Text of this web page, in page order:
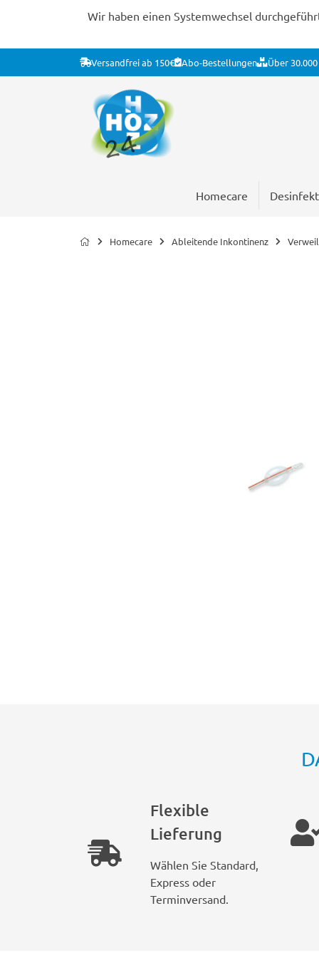
Wir haben einen Systemwechsel
Versandfrei ab 150€ Abo-Bestellungen Über
Homecare
Homecare Ableitende Inkontinenz
Flexible
Lieferung
Wählen Sie Standard,
Express oder
Terminversand.